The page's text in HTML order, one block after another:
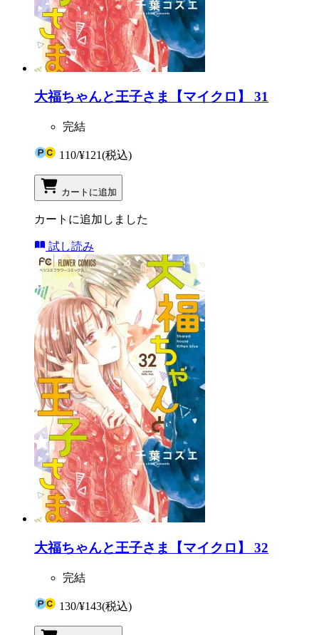
大福ちゃんと王子さま【マイクロ】 31
完結
110/¥121(税込)
カートに追加
カートに追加しました
試し読み
大福ちゃんと王子さま【マイクロ】 32
完結
130/¥143(税込)